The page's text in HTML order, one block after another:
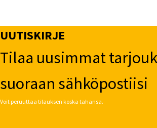
UUTISKIRJE
Tilaa uusimmat
suoraan sähköpostiisi
Voit peruuttaa tilauksen koska tahansa.